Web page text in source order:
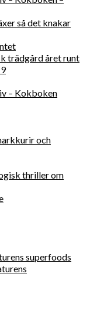
så det knakar
trädgård året runt
– Kokboken
och
thriller om
superfoods